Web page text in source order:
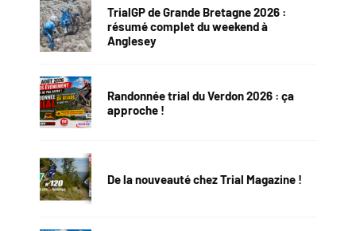
TrialGP de Grande Bretagne 2026 :
résumé complet du weekend à
Anglesey
Randonnée trial du Verdon 2026 : ça
approche !
De la nouveauté chez Trial Magazine !